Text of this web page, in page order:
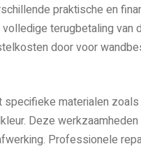
praktische en
terugbetaling van
door voor
materialen
Deze
Professionele